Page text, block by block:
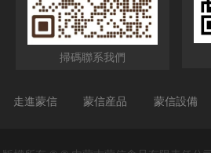
掃碼聯系我們
走進蒙信 蒙信産品 蒙信設備